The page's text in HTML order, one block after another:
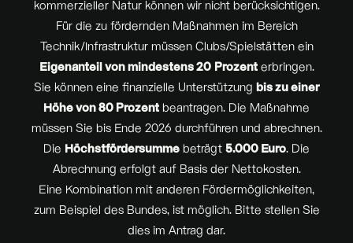
kommerzieller Natur können wir nicht berücksichtigen.
Für die zu fördernden Maßnahmen im Bereich
Technik/Infrastruktur müssen Clubs/Spielstätten ein
Eigenanteil von mindestens 20 Prozent erbringen.
Sie können eine finanzielle Unterstützung bis zu einer
Höhe von 80 Prozent beantragen. Die Maßnahme
müssen Sie bis Ende 2026 durchführen und abrechnen.
Die Höchstfördersumme beträgt 5.000 Euro. Die
Abrechnung erfolgt auf Basis der Nettokosten.
Eine Kombination mit anderen Fördermöglichkeiten,
zum Beispiel des Bundes, ist möglich. Bitte stellen Sie
dies im Antrag dar.